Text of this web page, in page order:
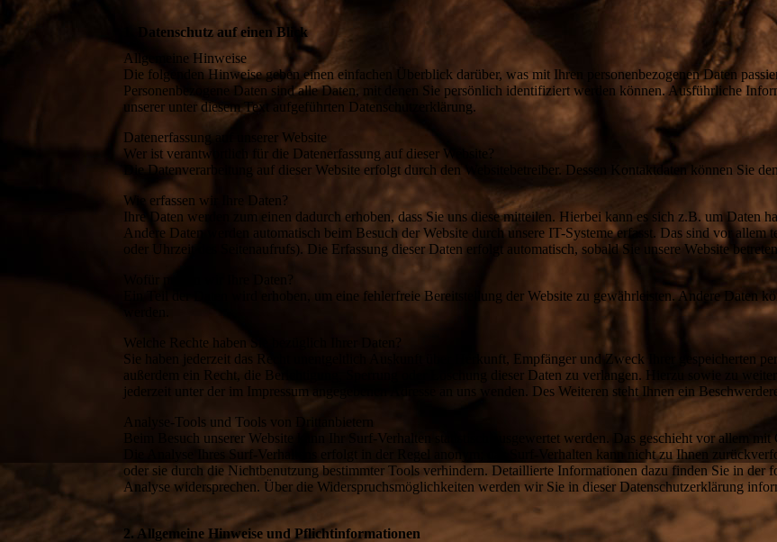
1. Datenschutz auf einen Blick
Allgemeine Hinweise
Die folgenden Hinweise geben einen einfachen Überblick darüber, was mit Ihren personenbezogenen Daten
Personenbezogene Daten sind alle Daten, mit denen Sie persönlich identifiziert werden können. Ausführliche
unserer unter diesem Text aufgeführten Datenschutzerklärung.
Datenerfassung auf unserer Website
Wer ist verantwortlich für die Datenerfassung auf dieser Website?
Die Datenverarbeitung auf dieser Website erfolgt durch den Websitebetreiber. Dessen Kontaktdaten können Sie
Wie erfassen wir Ihre Daten?
Ihre Daten werden zum einen dadurch erhoben, dass Sie uns diese mitteilen. Hierbei kann es sich z.B. um Daten
Andere Daten werden automatisch beim Besuch der Website durch unsere IT-Systeme erfasst. Das sind vor allem
oder Uhrzeit des Seitenaufrufs). Die Erfassung dieser Daten erfolgt automatisch, sobald Sie unsere Website
Ein Teil der Daten wird erhoben, um eine fehlerfreie Bereitstellung der Website zu gewährleisten. Andere Daten
Welche Rechte haben Sie bezüglich Ihrer Daten?
Sie haben jederzeit das Recht unentgeltlich Auskunft über Herkunft, Empfänger und Zweck Ihrer gespeicherten
außerdem ein Recht, die Berichtigung, Sperrung oder Löschung dieser Daten zu verlangen. Hierzu sowie zu
jederzeit unter der im Impressum angegebenen Adresse an uns wenden. Des Weiteren steht Ihnen ein
Analyse-Tools und Tools von Drittanbietern
Beim Besuch unserer Website kann Ihr Surf-Verhalten statistisch ausgewertet werden. Das geschieht vor allem
Die Analyse Ihres Surf-Verhaltens erfolgt in der Regel anonym; das Surf-Verhalten kann nicht zu Ihnen
oder sie durch die Nichtbenutzung bestimmter Tools verhindern. Detaillierte Informationen dazu finden Sie in der
Analyse widersprechen. Über die Widerspruchsmöglichkeiten werden wir Sie in dieser Datenschutzerklärung
2. Allgemeine Hinweise und Pflichtinformationen